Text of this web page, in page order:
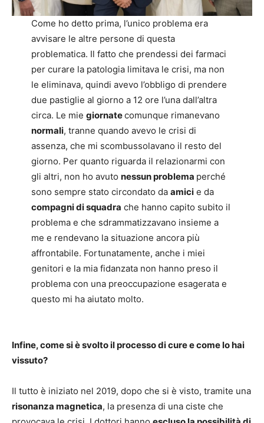
Come ho detto prima, l’unico problema era
avvisare le altre persone di questa
problematica. Il fatto che prendessi dei farmaci
per curare la patologia limitava le crisi, ma non
le eliminava, quindi avevo l’obbligo di prendere
due pastiglie al giorno a 12 ore l’una dall’altra
circa. Le mie giornatecomunque rimanevano
normali, tranne quando avevo le crisi di
assenza, che mi scombussolavano il resto del
giorno. Per quanto riguarda il relazionarmi con
gli altri, non ho avuto nessun problema perché
sono sempre stato circondato da amicie da
compagni di squadra che hanno capito subito il
problema e che sdrammatizzavano insieme a
me e rendevano la situazione ancora più
affrontabile. Fortunatamente, anche i miei
genitori e la mia fidanzata non hanno preso il
problema con una preoccupazione esagerata e
questo mi ha aiutato molto.
Infine, come si è svolto il processo di cure e come lo hai
vissuto?
Il tutto è iniziato nel 2019, dopo che si è visto, tramite una
risonanza magnetica, la presenza di una ciste che